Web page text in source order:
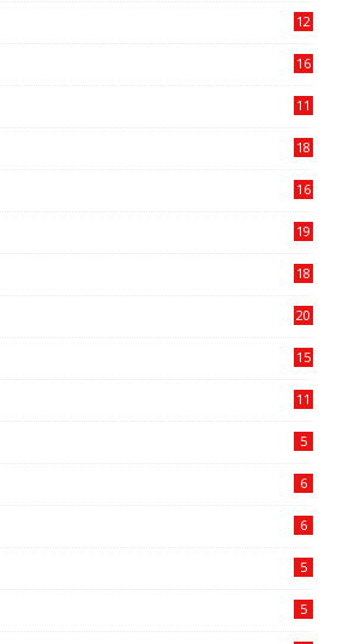
12
16
11
18
16
19
18
20
15
11
5
6
6
5
5